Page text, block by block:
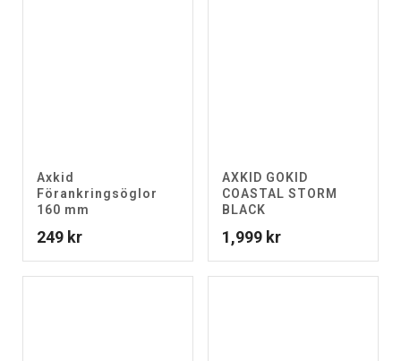
Axkid
Förankringsöglor
160 mm
249 kr
AXKID GOKID
COASTAL STORM
BLACK
1,999 kr